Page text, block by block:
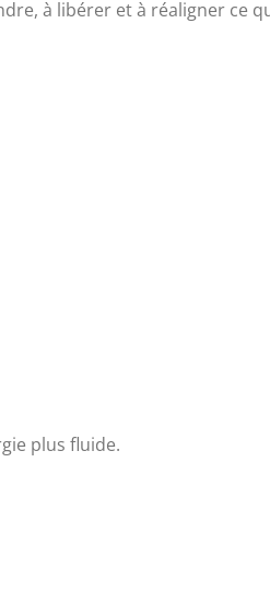
à libérer et à réaligner ce
plus fluide.